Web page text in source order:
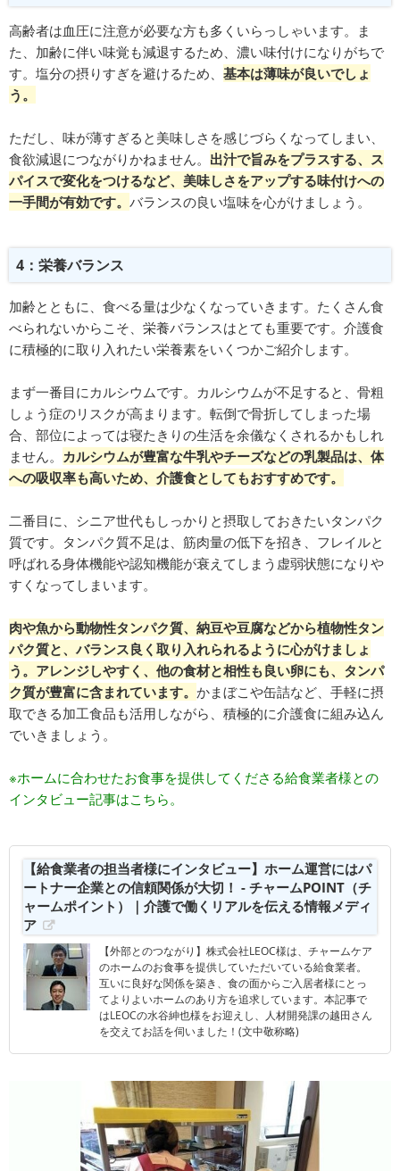
高齢者は血圧に注意が必要な方も多くいらっしゃいます。ま
た、加齢に伴い味覚も減退するため、濃い味付けになりがちで
す。塩分の摂りすぎを避けるため、 基本は薄味が良いでしょ
う。
ただし、味が薄すぎると美味しさを感じづらくなってしまい、
食欲減退につながりかねません。 出汁で旨みをプラスする、ス
パイスで変化をつけるなど、美味しさをアップする味付けへの
一手間が有効です。 バランスの良い塩味を心がけましょう。
4：栄養バランス
加齢とともに、食べる量は少なくなっていきます。たくさん食
べられないからこそ、栄養バランスはとても重要です。介護食
に積極的に取り入れたい栄養素をいくつかご紹介します。
まず一番目にカルシウムです。カルシウムが不足すると、骨粗
しょう症のリスクが高まります。転倒で骨折してしまった場
合、部位によっては寝たきりの生活を余儀なくされるかもしれ
ません。 カルシウムが豊富な牛乳やチーズなどの乳製品は、体
への吸収率も高いため、介護食としてもおすすめです。
二番目に、シニア世代もしっかりと摂取しておきたいタンパク
質です。タンパク質不足は、筋肉量の低下を招き、フレイルと
呼ばれる身体機能や認知機能が衰えてしまう虚弱状態になりや
すくなってしまいます。
肉や魚から動物性タンパク質、納豆や豆腐などから植物性タン
パク質と、バランス良く取り入れられるように心がけましょ
う。アレンジしやすく、他の食材と相性も良い卵にも、タンパ
ク質が豊富に含まれています。 かまぼこや缶詰など、手軽に摂
取できる加工食品も活用しながら、積極的に介護食に組み込ん
でいきましょう。
※ホームに合わせたお食事を提供してくださる給食業者様との
インタビュー記事はこちら。
【給食業者の担当者様にインタビュー】ホーム運営にはパ
ートナー企業との信頼関係が大切！ - チャームPOINT（チ
ャームポイント）｜介護で働くリアルを伝える情報メディ
ア
【外部とのつながり】株式会社LEOC様は、チャームケア
のホームのお食事を提供していただいている給食業者。
互いに良好な関係を築き、食の面からご入居者様にとっ
てよりよいホームのあり方を追求しています。本記事で
はLEOCの水谷紳也様をお迎えし、人材開発課の越田さん
を交えてお話を伺いました！(文中敬称略)